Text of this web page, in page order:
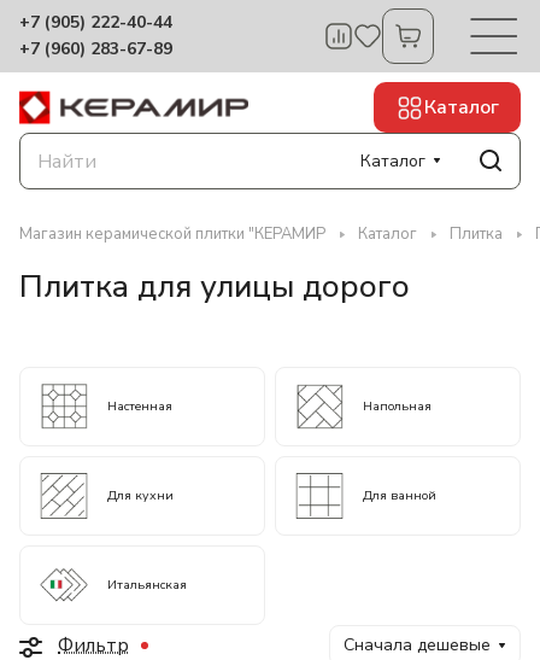
+7 (905) 222-40-44
+7 (960) 283-67-89
Каталог
Каталог
Магазин керамической плитки "КЕРАМИР Каталог Плитка
Плитка для улицы дорого
Настенная Напольная
Для кухни Для ванной
Итальянская
Фильтр Сначала дешевые